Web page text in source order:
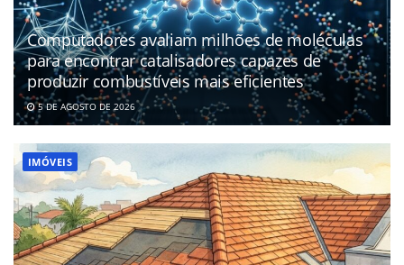
Computadores avaliam milhões de moléculas
para encontrar catalisadores capazes de
produzir combustíveis mais eficientes
5 DE AGOSTO DE 2026
IMÓVEIS